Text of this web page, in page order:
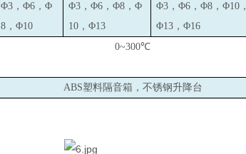
Φ3，Φ6，Φ
8，Φ10
Φ3，Φ6，Φ8，Φ
10，Φ13
Φ3，Φ6，Φ8，Φ10，
Φ13，Φ16
0~300℃
ABS塑料隔音箱，不锈钢升降台